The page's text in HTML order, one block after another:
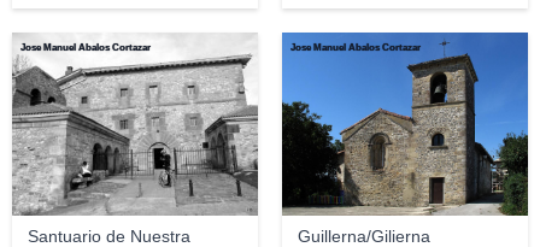
Santuario de Nuestra
Jose Manuel Abalos Cortazar
Guillerna/Gilierna
Jose Manuel Abalos Cortazar